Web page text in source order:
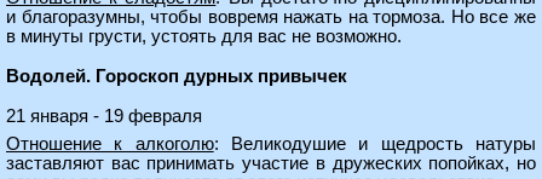
и благоразумны, чтобы вовремя нажать на тормоза. Но все же
в минуты грусти, устоять для вас не возможно.
Водолей. Гороскоп дурных привычек
21 января - 19 февраля
Отношение к алкоголю: Великодушие и щедрость натуры
заставляют вас принимать участие в дружеских попойках, но